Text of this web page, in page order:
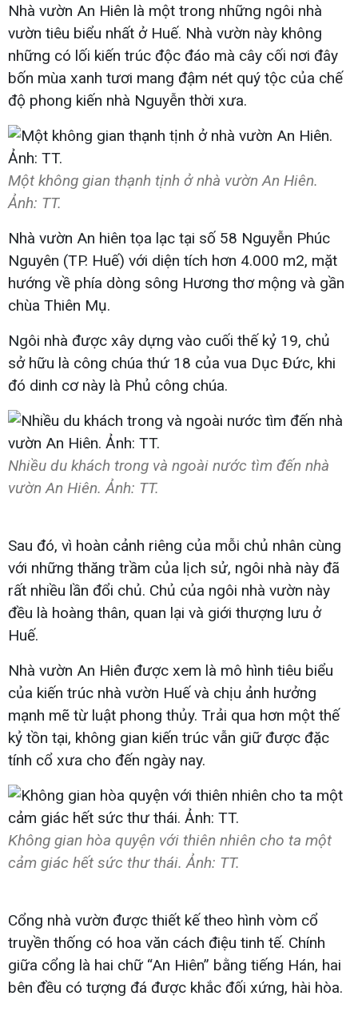
Nhà vườn An Hiên là một trong những ngôi nhà
vườn tiêu biểu nhất ở Huế. Nhà vườn này không
những có lối kiến trúc độc đáo mà cây cối nơi đây
bốn mùa xanh tươi mang đậm nét quý tộc của chế
độ phong kiến nhà Nguyễn thời xưa.
Một không gian thạnh tịnh ở nhà vườn An Hiên.
Ảnh: TT.
Nhà vườn An hiên tọa lạc tại số 58 Nguyễn Phúc
Nguyên (TP. Huế) với diện tích hơn 4.000 m2, mặt
hướng về phía dòng sông Hương thơ mộng và gần
chùa Thiên Mụ.
Ngôi nhà được xây dựng vào cuối thế kỷ 19, chủ
sở hữu là công chúa thứ 18 của vua Dục Ðức, khi
đó dinh cơ này là Phủ công chúa.
Nhiều du khách trong và ngoài nước tìm đến nhà
vườn An Hiên. Ảnh: TT.
Sau đó, vì hoàn cảnh riêng của mỗi chủ nhân cùng
với những thăng trầm của lịch sử, ngôi nhà này đã
rất nhiều lần đổi chủ. Chủ của ngôi nhà vườn này
đều là hoàng thân, quan lại và giới thượng lưu ở
Huế.
Nhà vườn An Hiên được xem là mô hình tiêu biểu
của kiến trúc nhà vườn Huế và chịu ảnh hưởng
mạnh mẽ từ luật phong thủy. Trải qua hơn một thế
kỷ tồn tại, không gian kiến trúc vẫn giữ được đặc
tính cổ xưa cho đến ngày nay.
Không gian hòa quyện với thiên nhiên cho ta một
cảm giác hết sức thư thái. Ảnh: TT.
Cổng nhà vườn được thiết kế theo hình vòm cổ
truyền thống có hoa văn cách điệu tinh tế. Chính
giữa cổng là hai chữ “An Hiên” bằng tiếng Hán, hai
bên đều có tượng đá được khắc đối xứng, hài hòa.